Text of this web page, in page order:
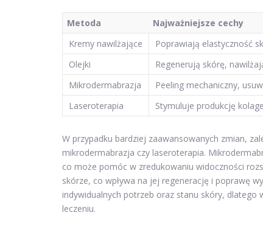
Metoda Najważniejsze cechy
Kremy nawilżające
Poprawiają elastyczność
Olejki
Regenerują skórę,
Mikrodermabrazja
Peeling mechaniczny,
Laseroterapia
Stymuluje produkcję
W przypadku bardziej zaawansowanych zmian,
mikrodermabrazja czy laseroterapia.
co może pomóc w zredukowaniu widoczności
skórze, co wpływa na jej regenerację i poprawę
indywidualnych potrzeb oraz stanu skóry,
leczeniu.